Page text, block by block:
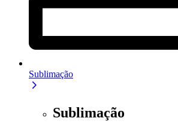
Sublimação
Sublimação